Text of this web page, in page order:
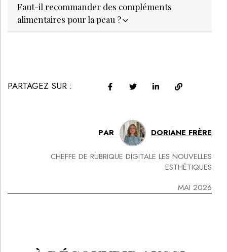
Faut-il recommander des compléments
alimentaires pour la peau ?
PARTAGEZ SUR :
PAR DORIANE FRÈRE
CHEFFE DE RUBRIQUE DIGITALE LES NOUVELLES
ESTHÉTIQUES
MAI 2026